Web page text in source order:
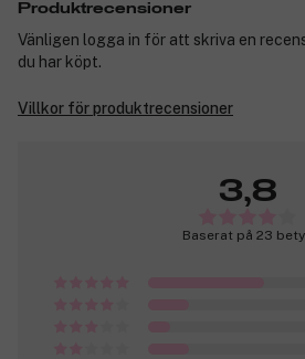
Produktrecensioner
Vänligen logga in för att skriva en
du har köpt.
Villkor för produktrecensioner
3,8
Baserat på 23